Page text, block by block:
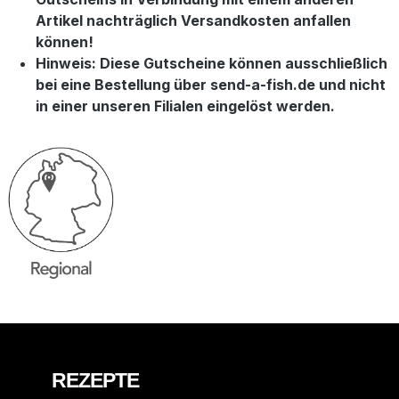
Artikel nachträglich Versandkosten anfallen
können!
Hinweis: Diese Gutscheine können ausschließlich
bei eine Bestellung über send-a-fish.de und nicht
in einer unseren Filialen eingelöst werden.
REZEPTE